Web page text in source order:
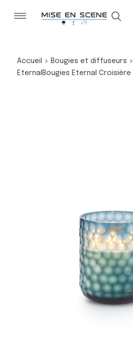
Accueil > Bougies et diffuseurs >
Eternal Bougies Eternal Croisière